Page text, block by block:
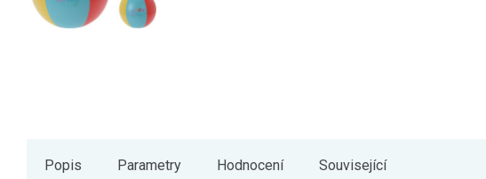
Popis Parametry Hodnocení Související